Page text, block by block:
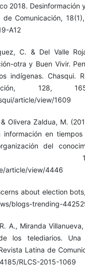
2018. Desinformación
Comunicación,
A12
C. & Del Valle
otra y Buen Vivir.
indígenas. Chasqui.
128, 165-
article/view/1609
Olivera Zaldua, M.
en
del
article/view/4446
about election
blogs-trending-
A., Miranda
los telediarios. Una
Latina de
RLCS-2015-1069